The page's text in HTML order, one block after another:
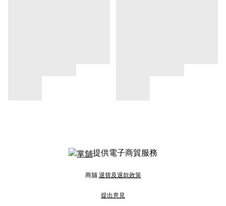
提供電子商貿服務
商舖 退貨及退款政策
提出意見